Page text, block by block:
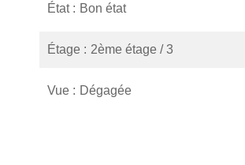
État Bon état
Étage 2ème étage / 3
Vue Dégagée